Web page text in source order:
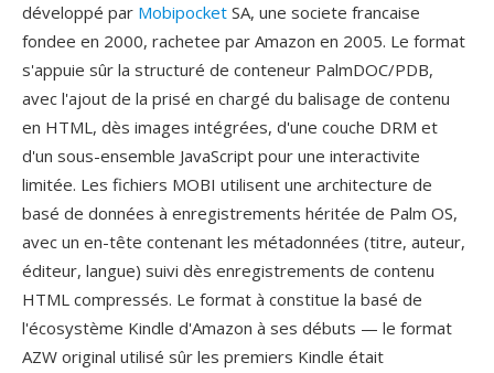
développé par Mobipocket SA, une societe francaise
fondee en 2000, rachetee par Amazon en 2005. Le format
s'appuie sûr la structuré de conteneur PalmDOC/PDB,
avec l'ajout de la prisé en chargé du balisage de contenu
en HTML, dès images intégrées, d'une couche DRM et
d'un sous-ensemble JavaScript pour une interactivite
limitée. Les fichiers MOBI utilisent une architecture de
basé de données à enregistrements héritée de Palm OS,
avec un en-tête contenant les métadonnées (titre, auteur,
éditeur, langue) suivi dès enregistrements de contenu
HTML compressés. Le format à constitue la basé de
l'écosystème Kindle d'Amazon à ses débuts — le format
AZW original utilisé sûr les premiers Kindle était